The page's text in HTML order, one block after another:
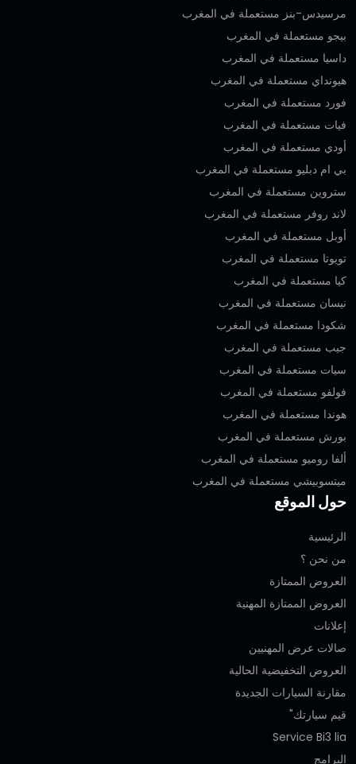
مرسيدس-بنز مستعملة في المغرب
بيجو مستعملة في المغرب
داسيا مستعملة في المغرب
هيونداي مستعملة في المغرب
فورد مستعملة في المغرب
فيات مستعملة في المغرب
أودي مستعملة في المغرب
بي ام دبليو مستعملة في المغرب
ستروين مستعملة في المغرب
لاند روفر مستعملة في المغرب
أوبل مستعملة في المغرب
تويوتا مستعملة في المغرب
كيا مستعملة في المغرب
نيسان مستعملة في المغرب
شكودا مستعملة في المغرب
جيب مستعملة في المغرب
سيات مستعملة في المغرب
فولفو مستعملة في المغرب
هوندا مستعملة في المغرب
بورش مستعملة في المغرب
ألفا روميو مستعملة في المغرب
ميتسوبيشي مستعملة في المغرب
حول الموقع
الرئيسية
من نحن ؟
العروض الممتازة
العروض الممتازة المهنية‎
إعلانات
صالات عرض المهنيين
العروض التخفيضية الحالية
مقارنة السيارات الجديدة
قيم سيارتك"
Service Bi3 lia
البرامج